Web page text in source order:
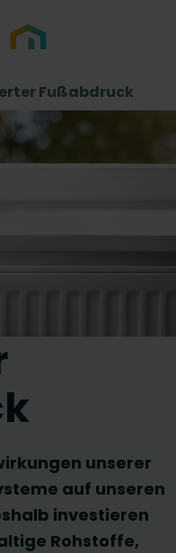
Fußabdruck
unserer
auf unseren
investieren
Rohstoffe,